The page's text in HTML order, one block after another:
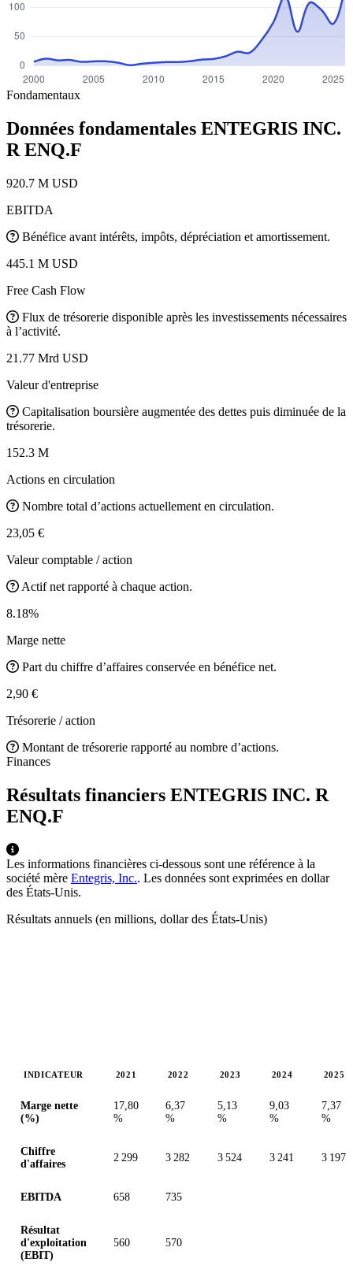
Fondamentaux
Données fondamentales ENTEGRIS INC.
R ENQ.F
920.7 M USD
EBITDA
Bénéfice avant intérêts, impôts, dépréciation et amortissement.
445.1 M USD
Free Cash Flow
Flux de trésorerie disponible après les investissements nécessaires
à l’activité.
21.77 Mrd USD
Valeur d'entreprise
Capitalisation boursière augmentée des dettes puis diminuée de la
trésorerie.
152.3 M
Actions en circulation
Nombre total d’actions actuellement en circulation.
23,05 €
Valeur comptable / action
Actif net rapporté à chaque action.
8.18%
Marge nette
Part du chiffre d’affaires conservée en bénéfice net.
2,90 €
Trésorerie / action
Montant de trésorerie rapporté au nombre d’actions.
Finances
Résultats financiers ENTEGRIS INC. R
ENQ.F
Les informations financières ci-dessous sont une référence à la
société mère Entegris, Inc.. Les données sont exprimées en dollar
des États-Unis.
Résultats annuels (en millions, dollar des États-Unis)
INDICATEUR 2021 2022 2023 2024 2025
Marge nette
(%)
17,80
%
6,37
%
5,13
%
9,03
%
7,37
%
Chiffre
d'affaires
2 299 3 282 3 524 3 241 3 197
EBITDA 658 735
Résultat
d'exploitation
(EBIT)
560 570